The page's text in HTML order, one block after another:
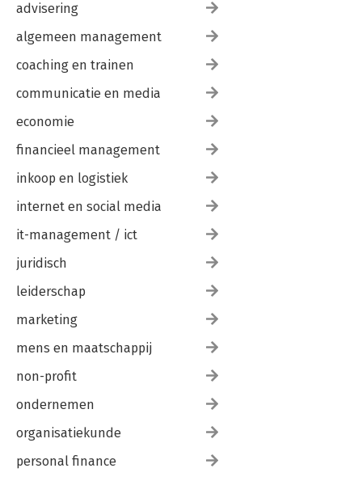
advisering
algemeen management
coaching en trainen
communicatie en media
economie
financieel management
inkoop en logistiek
internet en social media
it-management / ict
juridisch
leiderschap
marketing
mens en maatschappij
non-profit
ondernemen
organisatiekunde
personal finance